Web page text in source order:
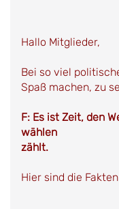
Hallo Mitglieder,
Bei so viel
Spaß machen, zu
F: Es ist Zeit, den
wählen
zählt.
Hier sind die